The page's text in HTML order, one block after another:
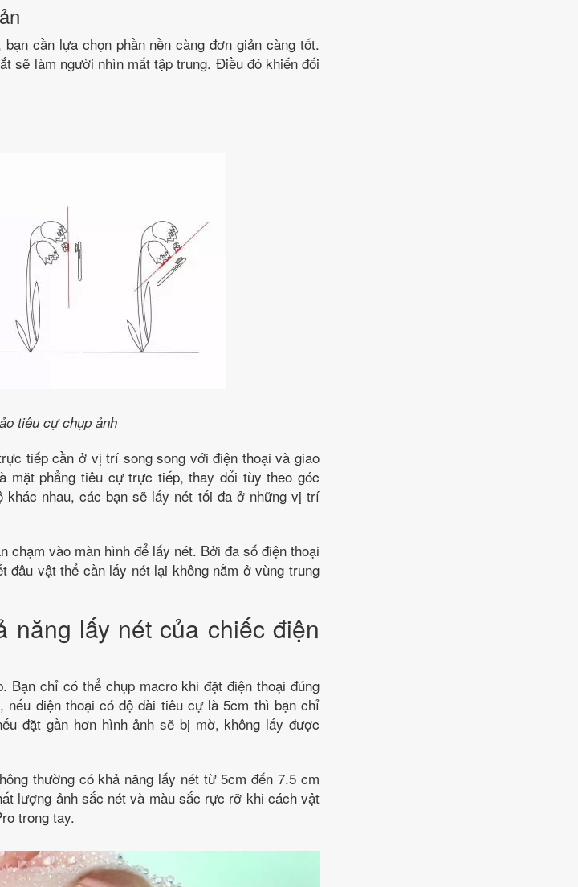
cần lựa chọn phần nền càng đơn giản càng tốt.
sẽ làm người nhìn mất tập trung. Điều đó khiến đối
tiêu cự chụp ảnh
tiếp cần ở vị trí song song với điện thoại và giao
phẳng tiêu cự trực tiếp, thay đổi tùy theo góc
nhau, các bạn sẽ lấy nét tối đa ở những vị trí
chạm vào màn hình để lấy nét. Bởi đa số điện thoại
đâu vật thể cần lấy nét lại không nằm ở vùng trung
năng lấy nét của chiếc điện
Bạn chỉ có thể chụp macro khi đặt điện thoại đúng
điện thoại có độ dài tiêu cự là 5cm thì bạn chỉ
đặt gần hơn hình ảnh sẽ bị mờ, không lấy được
thường có khả năng lấy nét từ 5cm đến 7.5 cm
lượng ảnh sắc nét và màu sắc rực rỡ khi cách vật
trong tay.